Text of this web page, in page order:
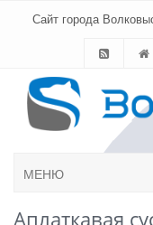
Сайт города
МЕНЮ
Аплаткавая